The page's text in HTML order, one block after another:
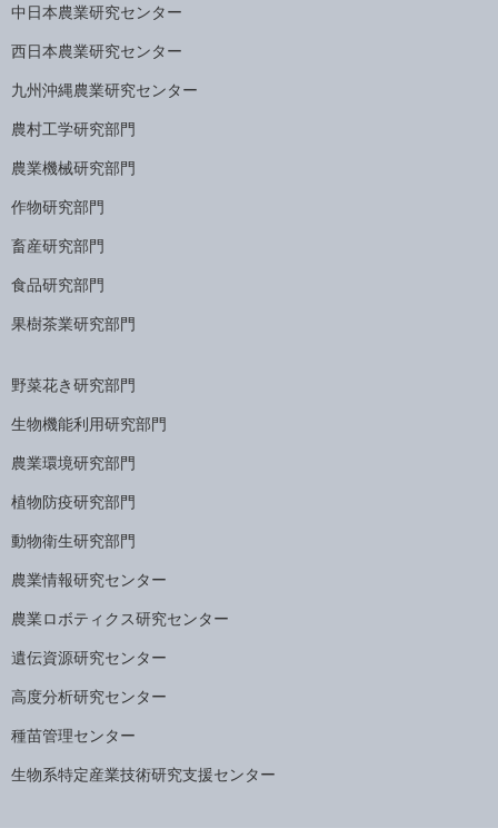
中日本農業研究センター
西日本農業研究センター
九州沖縄農業研究センター
農村工学研究部門
農業機械研究部門
作物研究部門
畜産研究部門
食品研究部門
果樹茶業研究部門
野菜花き研究部門
生物機能利用研究部門
農業環境研究部門
植物防疫研究部門
動物衛生研究部門
農業情報研究センター
農業ロボティクス研究センター
遺伝資源研究センター
高度分析研究センター
種苗管理センター
生物系特定産業技術研究支援センター